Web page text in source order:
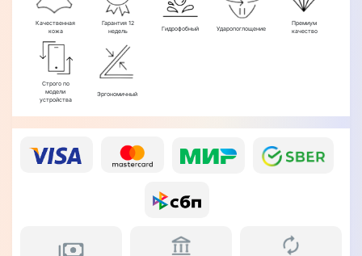
Качественная
кожа
Гарантия 12
недель
Гидрофобный Ударопоглощение
Премиум
качество
Строго по
модели
устройства
Эргономичный